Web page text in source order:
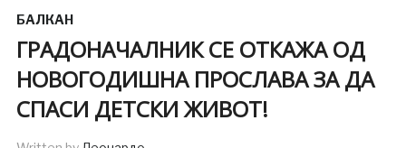
БАЛКАН
ГРАДОНАЧАЛНИК СЕ ОТКАЖА ОД
НОВОГОДИШНА ПРОСЛАВА ЗА ДА
СПАСИ ДЕТСКИ ЖИВОТ!